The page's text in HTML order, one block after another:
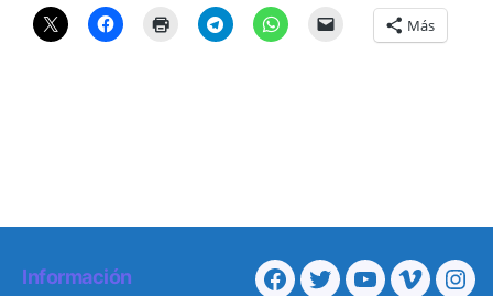
Más
Información